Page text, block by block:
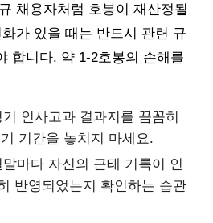
채용자처럼 호봉이 재산정될
가 있을 때는 반드시 관련 규
합니다. 약 1-2호봉의 손해를
기 인사고과 결과지를 꼼꼼히
기간을 놓치지 마세요.
말마다 자신의 근태 기록이 인
반영되었는지 확인하는 습관